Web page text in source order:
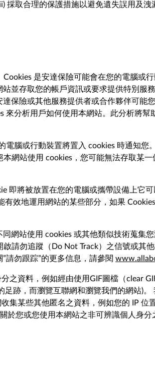
採取合理的保護措施以避免遺失誤用及洩
是安達保險可能會在您的電腦或
並存取您的帳戶資訊或要求提供特別服
保險或其他服務提供者或合作夥伴可能
分析用戶如何使用本網站。此分析將幫
腦或行動裝置將置入 cookies 時通知您
網站使用 cookies，您可能無法存取某
即將被放置在您的電腦或攜帶設備上它
效地運用網站的某些部分，如果
網站使用 cookies 或其他類似技術蒐集
請勿追蹤（Do Not Track）之信號或其
請勿跟踪”的更多信息，請參閱
之資料，例如經由使用GIF圖檔（clear
跡，而瀏覽互聯網和瀏覽我們的網站)。
集某些其他匿名之資料，例如您的 IP 位
於您或您使用本網站之非可辨識個人身